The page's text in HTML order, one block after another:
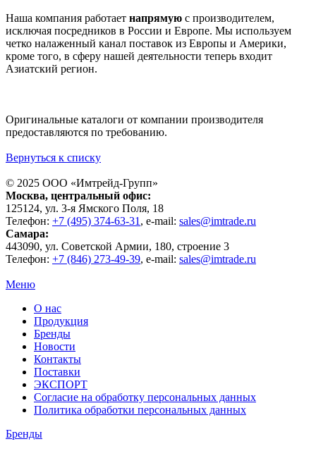
Наша компания работает напрямую с производителем,
исключая посредников в России и Европе. Мы используем
четко налаженный канал поставок из Европы и Америки,
кроме того, в сферу нашей деятельности теперь входит
Азиатский регион.
Оригинальные каталоги от компании производителя
предоставляются по требованию.
Вернуться к списку
© 2025 ООО «Имтрейд-Групп»
Москва, центральный офис:
125124, ул. 3-я Ямского Поля, 18
Телефон: +7 (495) 374-63-31 , e-mail: sales@imtrade.ru
Самара:
443090, ул. Советской Армии, 180, строение 3
Телефон: +7 (846) 273-49-39, e-mail: sales@imtrade.ru
Меню
О нас
Продукция
Бренды
Новости
Контакты
Поставки
ЭКСПОРТ
Согласие на обработку персональных данных
Политика обработки персональных данных
Бренды